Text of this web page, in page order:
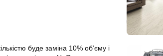
буде заміна 10% об’єму і